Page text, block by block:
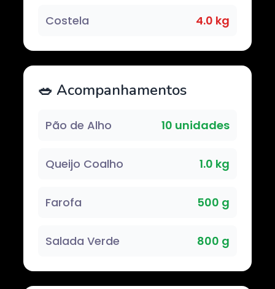
Costela 4.0 kg
🥗 Acompanhamentos
Pão de Alho 10 unidades
Queijo Coalho 1.0 kg
Farofa 500 g
Salada Verde 800 g